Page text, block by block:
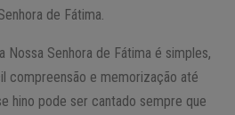
de Fátima.
Nossa Senhora de Fátima é simples,
compreensão e memorização até
hino pode ser cantado sempre que